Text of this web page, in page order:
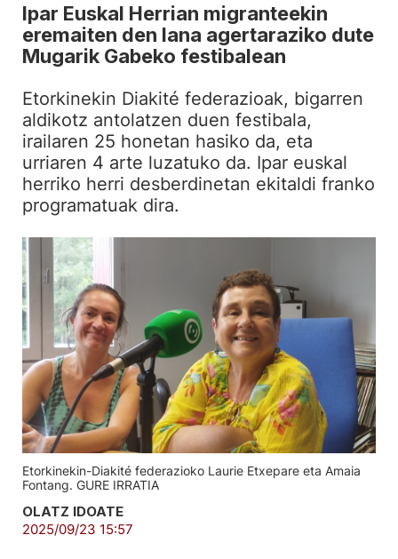
Ipar Euskal Herrian migranteekin
eremaiten den lana agertaraziko dute
Mugarik Gabeko festibalean
Etorkinekin Diakité federazioak, bigarren
aldikotz antolatzen duen festibala,
irailaren 25 honetan hasiko da, eta
urriaren 4 arte luzatuko da. Ipar euskal
herriko herri desberdinetan ekitaldi franko
programatuak dira.
Etorkinekin-Diakité federazioko Laurie Etxepare eta Amaia
Fontang. GURE IRRATIA
OLATZ IDOATE
2025/09/23 15:57